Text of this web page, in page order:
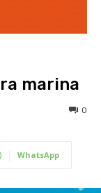
marina
0
WhatsApp